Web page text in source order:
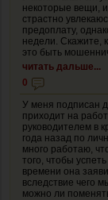
некоторые вещи,
страстно
предоплату,
недели. Скажите,
это быть
читать дальше...
0
У меня подписан
приходит на
руководителем в
года назад по
много работаю,
того, чтобы
времени она
вследствие чего
можно ли